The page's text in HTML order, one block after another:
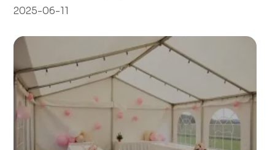
2025-06-11